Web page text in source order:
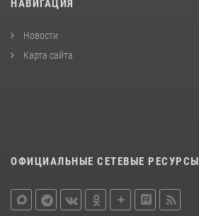
НАВИГАЦИЯ
Новости
Карта сайта
ОФИЦИАЛЬНЫЕ СЕТЕВЫЕ РЕСУРСЫ